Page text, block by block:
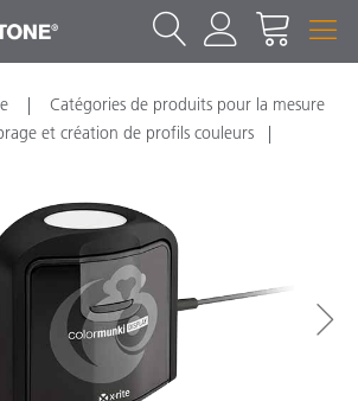
Catégories de produits pour la mesure
et création de profils couleurs